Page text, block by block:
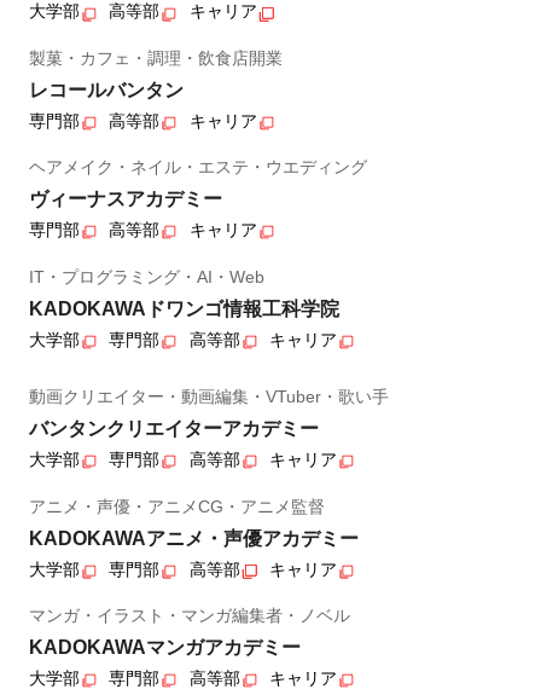
大学部 高等部 キャリア
製菓・カフェ・調理・飲食店開業
レコールバンタン
専門部 高等部 キャリア
ヘアメイク・ネイル・エステ・ウエディング
ヴィーナスアカデミー
専門部 高等部 キャリア
IT・プログラミング・AI・Web
KADOKAWAドワンゴ情報工科学院
大学部 専門部 高等部 キャリア
動画クリエイター・動画編集・VTuber・歌い手
バンタンクリエイターアカデミー
大学部 専門部 高等部 キャリア
アニメ・声優・アニメCG・アニメ監督
KADOKAWAアニメ・声優アカデミー
大学部 専門部 高等部 キャリア
マンガ・イラスト・マンガ編集者・ノベル
KADOKAWAマンガアカデミー
大学部 専門部 高等部 キャリア